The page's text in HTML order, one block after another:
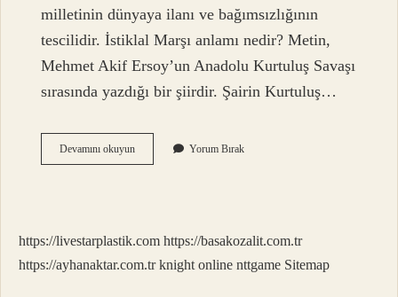
milletinin dünyaya ilanı ve bağımsızlığının
tescilidir. İstiklal Marşı anlamı nedir? Metin,
Mehmet Akif Ersoy’un Anadolu Kurtuluş Savaşı
sırasında yazdığı bir şiirdir. Şairin Kurtuluş…
Devamını okuyunİStiklal
Marşı
Yorum Bırak
https://livestarplastik.com https://basakozalit.com.tr
https://ayhanaktar.com.tr knight online nttgame Sitemap